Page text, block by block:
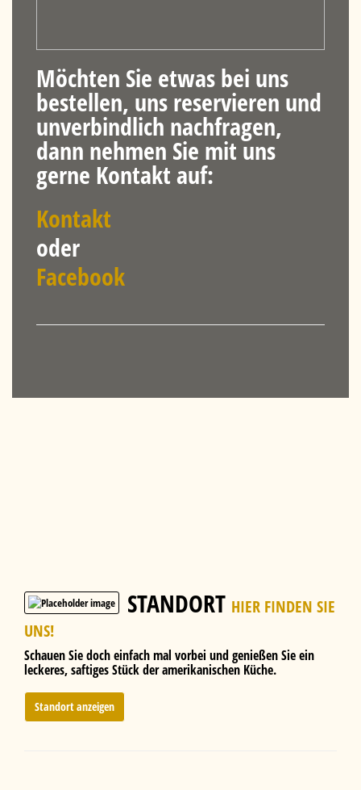
Möchten Sie etwas bei uns
bestellen, uns reservieren und
unverbindlich nachfragen,
dann nehmen Sie mit uns
gerne Kontakt auf:
Kontakt
oder
Facebook
STANDORT HIER FINDEN SIE
UNS!
Schauen Sie doch einfach mal vorbei und genießen Sie ein
leckeres, saftiges Stück der amerikanischen Küche.
Standort anzeigen